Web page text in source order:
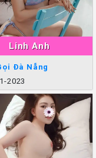
Linh Anh
Đà Nẵng
2023